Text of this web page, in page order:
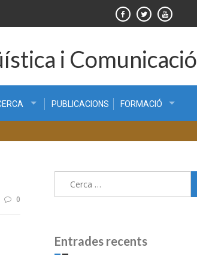
i Comunicació
PUBLICACIONS FORMACIÓ
0
Entrades recents